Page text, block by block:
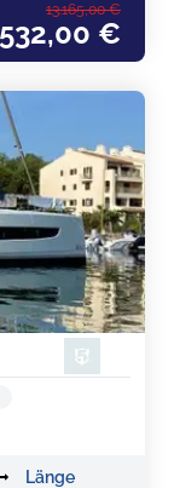
13.165,00 €
€
Länge